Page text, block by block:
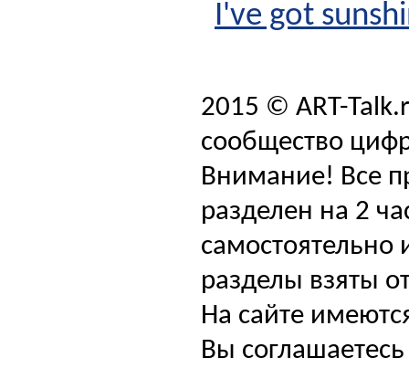
I've got
2015 © ART-
сообщество
Внимание! Все
разделен на 2
самостоятельно
разделы взяты
На сайте
Вы